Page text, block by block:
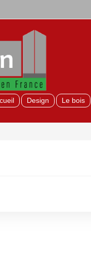
Design Le bois